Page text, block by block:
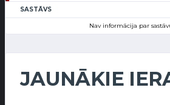
SASTĀVS
Nav informācija par
JAUNĀKIE